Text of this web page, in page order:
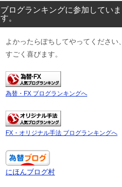
ブログランキングに参加していま
す。
よかったらぽちしてやってください、
すごく喜びます。
為替・FX ブログランキングへ
FX・オリジナル手法 ブログランキングへ
にほんブログ村